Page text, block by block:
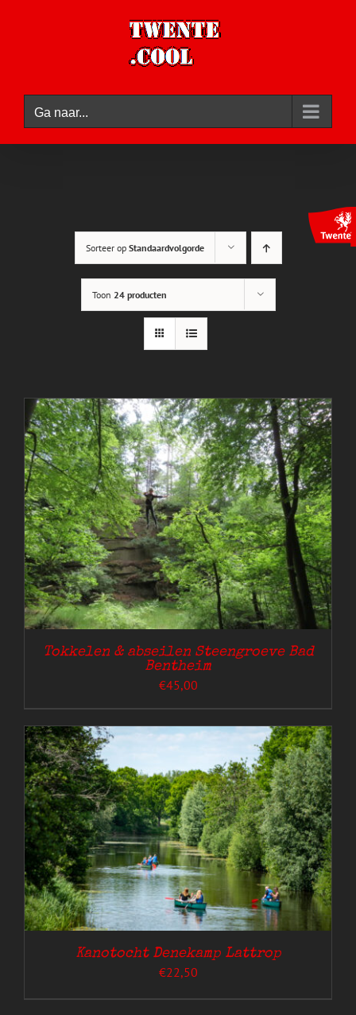
Ga naar...
Sorteer op Standaardvolgorde
Toon 24 producten
Tokkelen & abseilen Steengroeve Bad
Bentheim
€45,00
Kanotocht Denekamp Lattrop
€22,50